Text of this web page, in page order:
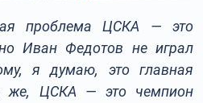
проблема ЦСКА — это
Иван Федотов не играл
я думаю, это главная
же, ЦСКА — это чемпион